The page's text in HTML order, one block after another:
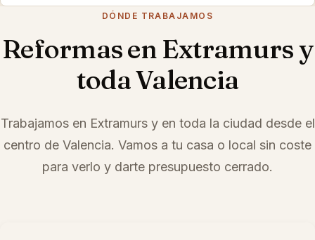
DÓNDE TRABAJAMOS
Reformas enExtramursy
toda Valencia
Trabajamos en Extramursy en toda la ciudad desde el
centro de Valencia. Vamos a tu casa o local sin coste
para verlo y darte presupuesto cerrado.